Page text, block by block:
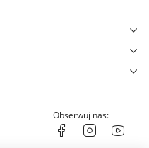
Obserwuj nas: